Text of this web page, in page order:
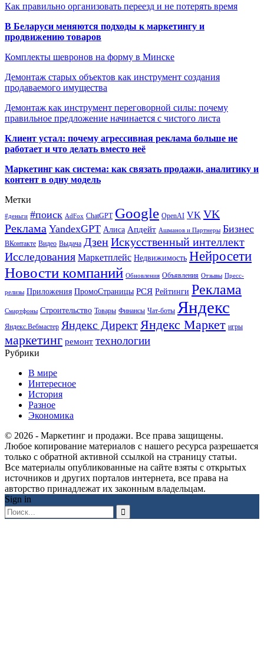
Как правильно организовать переезд и не потерять время
В Беларуси меняются подходы к маркетингу и
продвижению товаров
Комплекты шевронов на форму в Минске
Демонтаж старых объектов как инструмент создания
продаваемого имущества
Демонтаж как инструмент переговорной силы: почему
правильное предложение начинается с чистого листа
Клиент устал: почему агрессивная реклама больше не
работает и что делать вместо неё
Маркетинг как система: как связать продажи, аналитику и
контент в одну модель
Метки
#деньги #поиск AdFox ChatGPT Google OpenAI VK VK
Реклама YandexGPT Алиса Апдейт Ашманов и Партнеры Бизнес
ВКонтакте Видео Выдача ДзенИскусственный интеллект
Исследования Маркетплейс Недвижимость Нейросети
Новости компаний Обновления Объявления Отзывы Пресс-
релизы Приложения ПромоСтраницы РСЯ Рейтинги Реклама
Смартфоны Строительство Товары Финансы Чат-боты Яндекс
Яндекс.Вебмастер Яндекс Директ Яндекс Маркет игры
маркетинг ремонт технологии
Рубрики
В мире
Интересное
История
Разное
Экономика
© 2026 - Маркетинг и продажи. Все права защищены.
Любое копирование материалов с нашего ресурса разрешается
только с обратной активной ссылкой на страницу статьи.
Все материалы опубликованные на сайте взяты с открытых
источников и других порталов интернета, все права на
авторство принадлежат их законным владельцам.
Sign in